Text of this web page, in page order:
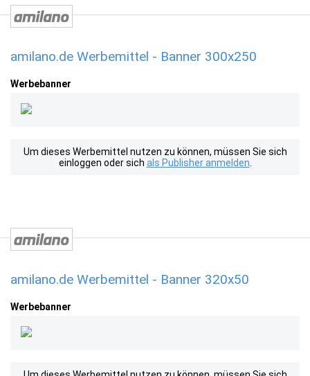
amilano.de Werbemittel - Banner 300x250
Werbebanner
Um dieses Werbemittel nutzen zu können, müssen Sie sich
einloggen oder sich als Publisher anmelden
amilano.de Werbemittel - Banner 320x50
Werbebanner